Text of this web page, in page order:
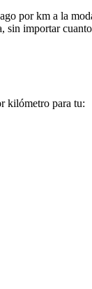
por km a la
sin importar
kilómetro para tu: